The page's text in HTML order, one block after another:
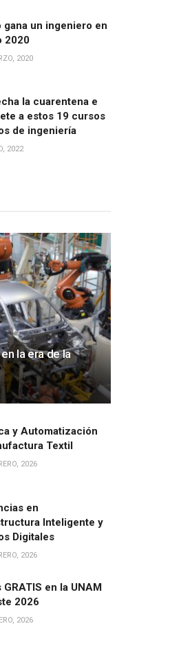
gana un ingeniero en
2020
2020
la cuarentena e
a estos 19 cursos
de ingeniería
2022
la era de la
y Automatización
Textil
2026
en
Inteligente y
Digitales
2026
GRATIS en la UNAM
2026
2026